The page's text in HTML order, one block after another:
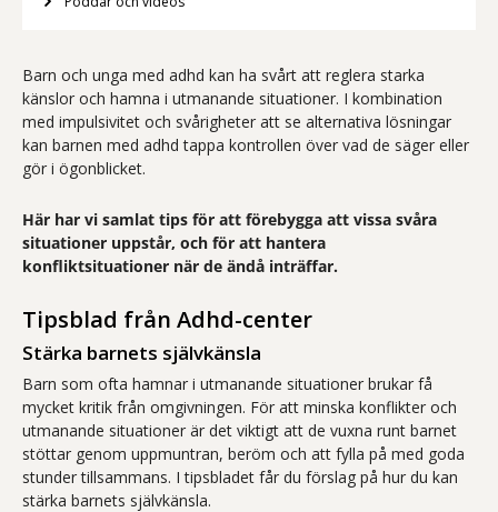
Barn och unga med adhd kan ha svårt att reglera starka
känslor och hamna i utmanande situationer. I kombination
med impulsivitet och svårigheter att se alternativa lösningar
kan barnen med adhd tappa kontrollen över vad de säger eller
gör i ögonblicket.
Här har vi samlat tips för att förebygga att vissa svåra
situationer uppstår, och för att hantera
konfliktsituationer när de ändå inträffar.
Tipsblad från Adhd-center
Stärka barnets självkänsla
Barn som ofta hamnar i utmanande situationer brukar få
mycket kritik från omgivningen. För att minska konflikter och
utmanande situationer är det viktigt att de vuxna runt barnet
stöttar genom uppmuntran, beröm och att fylla på med goda
stunder tillsammans. I tipsbladet får du förslag på hur du kan
stärka barnets självkänsla.